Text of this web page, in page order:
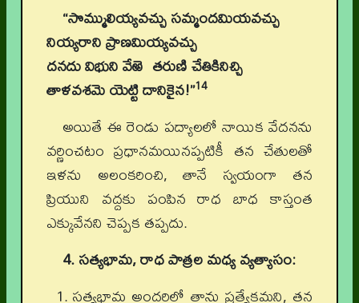
“సొమ్ములియ్యవచ్చు సమ్మందమియవచ్చు
నియ్యరాని ప్రాణమియ్యవచ్చు
దనదు విభుని వేఱె తరుణి చేతికినిచ్చి
తాళవశమె యెట్టి దానికైన!”14
అయితే ఈ రెండు పద్యాలలో నాయిక వేదనను
వర్ణించటం ప్రధానమయినప్పటికీ తన చేతులతో
ఇళను అలంకరించి, తానే స్వయంగా తన
ప్రియుని వద్దకు పంపిన రాధ బాధ కాస్తంత
ఎక్కువేనని చెప్పక తప్పదు.
4. సత్యభామ, రాధ పాత్రల మధ్య వ్యత్యాసం:
సత్యభామ అందరిలో తాను ప్రత్యేకమని, తన